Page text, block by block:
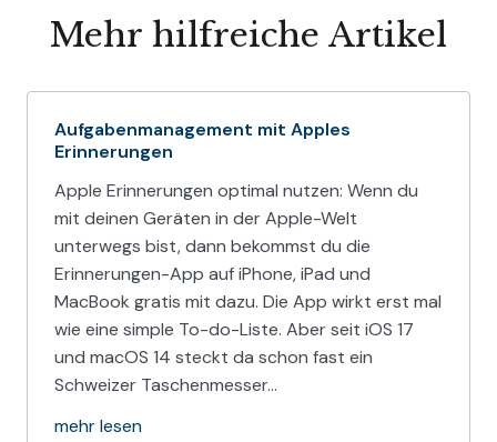
Mehr hilfreiche Artikel
Aufgabenmanagement mit Apples
Erinnerungen
Apple Erinnerungen optimal nutzen: Wenn du
mit deinen Geräten in der Apple-Welt
unterwegs bist, dann bekommst du die
Erinnerungen-App auf iPhone, iPad und
MacBook gratis mit dazu. Die App wirkt erst mal
wie eine simple To-do-Liste. Aber seit iOS 17
und macOS 14 steckt da schon fast ein
Schweizer Taschenmesser…
mehr lesen